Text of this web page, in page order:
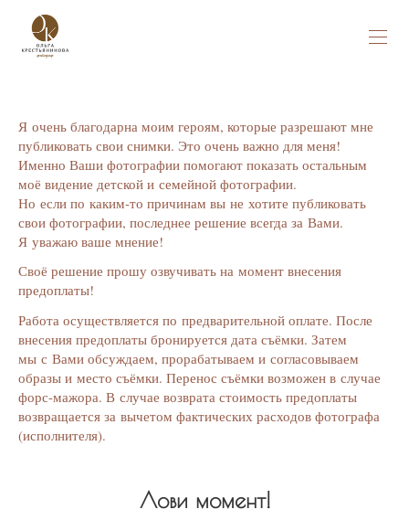
Я очень благодарна моим героям, которые разрешают мне
публиковать свои снимки. Это очень важно для меня!
Именно Ваши фотографии помогают показать остальным
моё видение детской и семейной фотографии.
Но если по каким-то причинам вы не хотите публиковать
свои фотографии, последнее решение всегда за Вами.
Я уважаю ваше мнение!
Своё решение прошу озвучивать на момент внесения
предоплаты!
Работа осуществляется по предварительной оплате. После
внесения предоплаты бронируется дата съёмки. Затем
мы с Вами обсуждаем, прорабатываем и согласовываем
образы и место съёмки. Перенос съёмки возможен в случае
форс-мажора. В случае возврата стоимость предоплаты
возвращается за вычетом фактических расходов фотографа
(исполнителя).
Лови момент!